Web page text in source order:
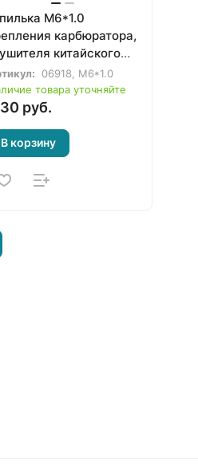
М6*1.0
карбюратора,
китайского
мотоцикла и др.
06918, М6*1.0
товара уточняйте
руб.
В корзину